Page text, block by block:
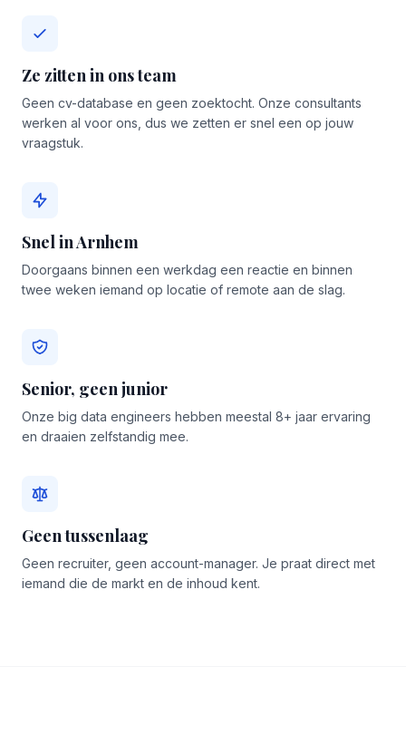
Ze zitten in ons team
Geen cv-database en geen zoektocht. Onze consultants
werken al voor ons, dus we zetten er snel een op jouw
vraagstuk.
Snel in Arnhem
Doorgaans binnen een werkdag een reactie en binnen
twee weken iemand op locatie of remote aan de slag.
Senior, geen junior
Onze big data engineers hebben meestal 8+ jaar ervaring
en draaien zelfstandig mee.
Geen tussenlaag
Geen recruiter, geen account-manager. Je praat direct met
iemand die de markt en de inhoud kent.